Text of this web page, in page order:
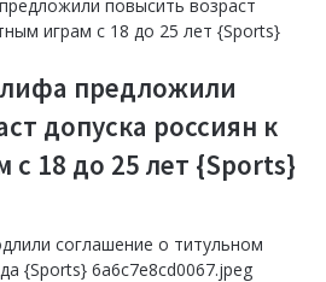
предложили
допуска россиян к
с 18 до 25 лет {Sports}